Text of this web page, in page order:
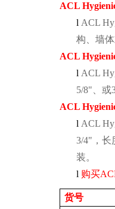
ACL
l ACL
构、墙
ACL
l ACL
5/8" 、或
ACL
l ACL
3/4" ，
装。
l 购买
货号